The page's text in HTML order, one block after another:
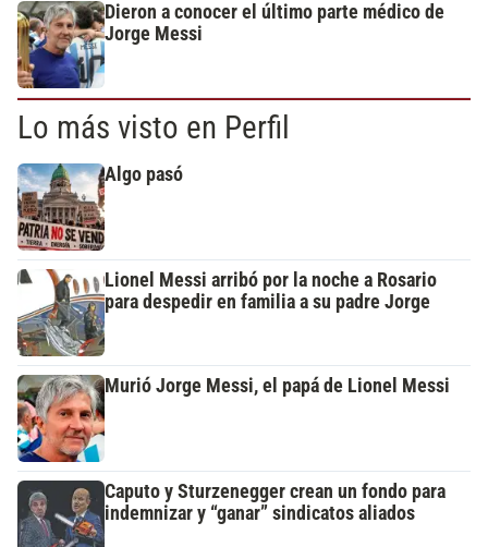
Dieron a conocer el último parte médico de
Jorge Messi
Lo más visto en Perfil
Algo pasó
Lionel Messi arribó por la noche a Rosario
para despedir en familia a su padre Jorge
Murió Jorge Messi, el papá de Lionel Messi
Caputo y Sturzenegger crean un fondo para
indemnizar y “ganar” sindicatos aliados